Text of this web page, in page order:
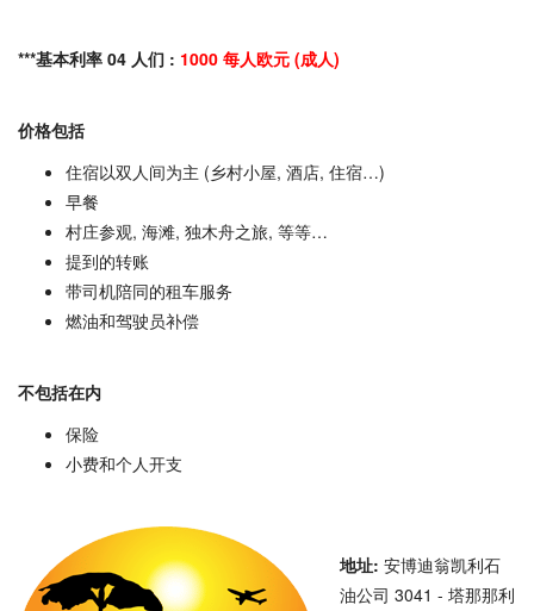
***基本利率 04 人们 : 1000 每人欧元 (成人)
价格包括
住宿以双人间为主 (乡村小屋, 酒店, 住宿…)
早餐
村庄参观, 海滩, 独木舟之旅, 等等…
提到的转账
带司机陪同的租车服务
燃油和驾驶员补偿
不包括在内
保险
小费和个人开支
地址: 安博迪翁凯利石
油公司 3041 - 塔那那利